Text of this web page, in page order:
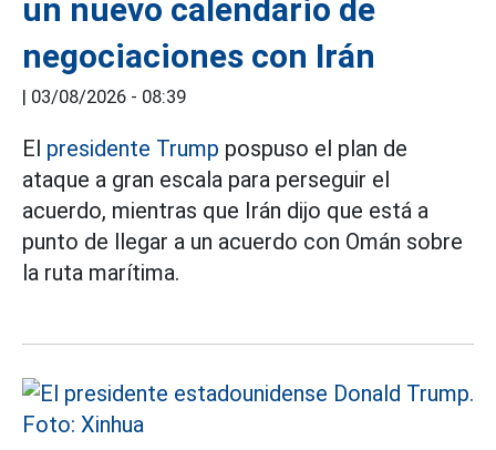
un nuevo calendario de
negociaciones con Irán
| 03/08/2026 - 08:39
El presidente Trump pospuso el plan de
ataque a gran escala para perseguir el
acuerdo, mientras que Irán dijo que está a
punto de llegar a un acuerdo con Omán sobre
la ruta marítima.